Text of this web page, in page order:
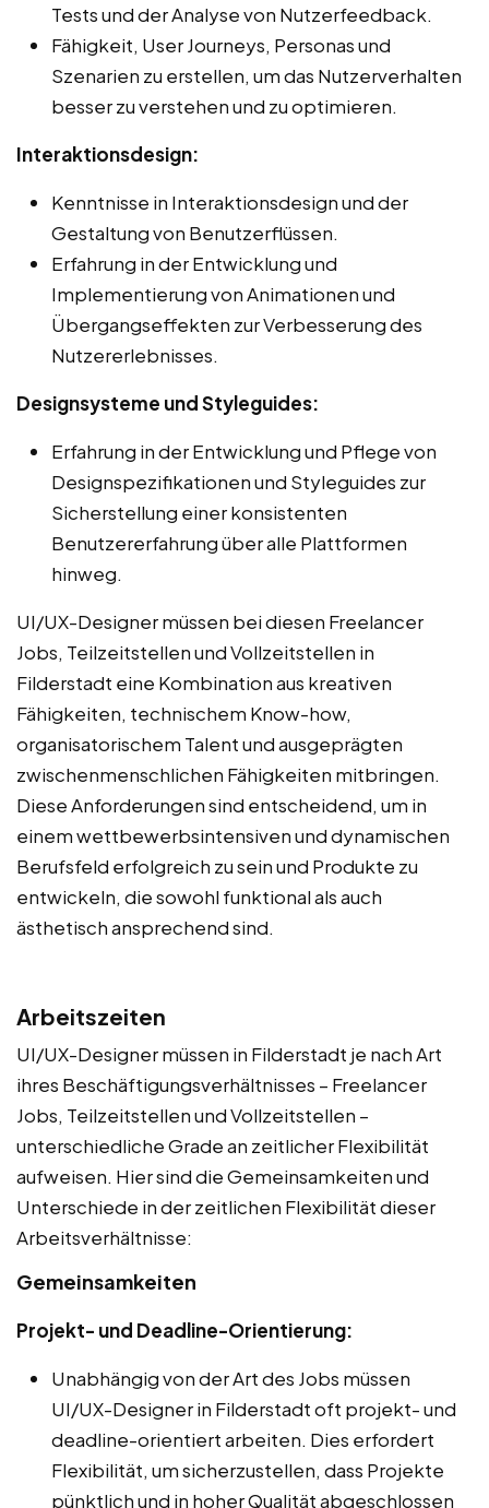
Tests und der Analyse von Nutzerfeedback.
Fähigkeit, User Journeys, Personas und
Szenarien zu erstellen, um das Nutzerverhalten
besser zu verstehen und zu optimieren.
Interaktionsdesign:
Kenntnisse in Interaktionsdesign und der
Gestaltung von Benutzerflüssen.
Erfahrung in der Entwicklung und
Implementierung von Animationen und
Übergangseffekten zur Verbesserung des
Nutzererlebnisses.
Designsysteme und Styleguides:
Erfahrung in der Entwicklung und Pflege von
Designspezifikationen und Styleguides zur
Sicherstellung einer konsistenten
Benutzererfahrung über alle Plattformen
hinweg.
UI/UX-Designer müssen bei diesen Freelancer
Jobs, Teilzeitstellen und Vollzeitstellen in
Filderstadt eine Kombination aus kreativen
Fähigkeiten, technischem Know-how,
organisatorischem Talent und ausgeprägten
zwischenmenschlichen Fähigkeiten mitbringen.
Diese Anforderungen sind entscheidend, um in
einem wettbewerbsintensiven und dynamischen
Berufsfeld erfolgreich zu sein und Produkte zu
entwickeln, die sowohl funktional als auch
ästhetisch ansprechend sind.
Arbeitszeiten
UI/UX-Designer müssen in Filderstadt je nach Art
ihres Beschäftigungsverhältnisses – Freelancer
Jobs, Teilzeitstellen und Vollzeitstellen –
unterschiedliche Grade an zeitlicher Flexibilität
aufweisen. Hier sind die Gemeinsamkeiten und
Unterschiede in der zeitlichen Flexibilität dieser
Arbeitsverhältnisse:
Gemeinsamkeiten
Projekt- und Deadline-Orientierung:
Unabhängig von der Art des Jobs müssen
UI/UX-Designer in Filderstadt oft projekt- und
deadline-orientiert arbeiten. Dies erfordert
Flexibilität, um sicherzustellen, dass Projekte
pünktlich und in hoher Qualität abgeschlossen